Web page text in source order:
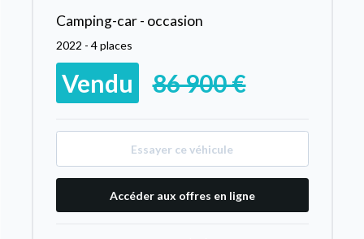
Camping-car - occasion
2022 - 4 places
Vendu 86 900 €
Essayer ce véhicule
Accéder aux offres en ligne